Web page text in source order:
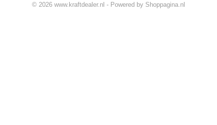
© 2026 www.kraftdealer.nl - Powered by Shoppagina.nl